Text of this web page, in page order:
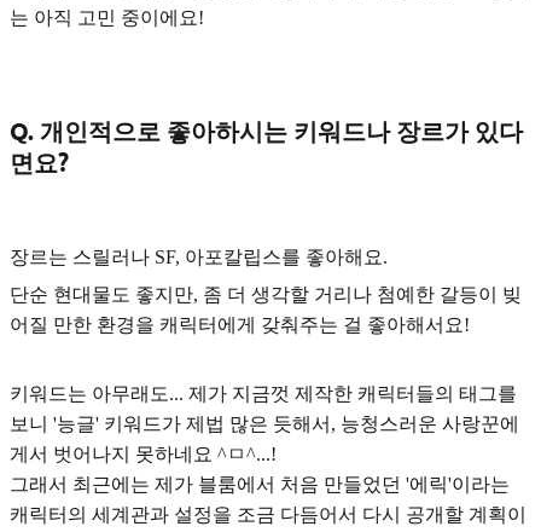
는 아직 고민 중이에요!
Q. 개인적으로 좋아하시는 키워드나 장르가 있다
면요?
장르는 스릴러나 SF, 아포칼립스를 좋아해요.
단순 현대물도 좋지만, 좀 더 생각할 거리나 첨예한 갈등이 빚
어질 만한 환경을 캐릭터에게 갖춰주는 걸 좋아해서요!
키워드는 아무래도... 제가 지금껏 제작한 캐릭터들의 태그를
보니 '능글' 키워드가 제법 많은 듯해서, 능청스러운 사랑꾼에
게서 벗어나지 못하네요 ^ㅁ^...!
그래서 최근에는 제가 블룸에서 처음 만들었던 '에릭'이라는
캐릭터의 세계관과 설정을 조금 다듬어서 다시 공개할 계획이